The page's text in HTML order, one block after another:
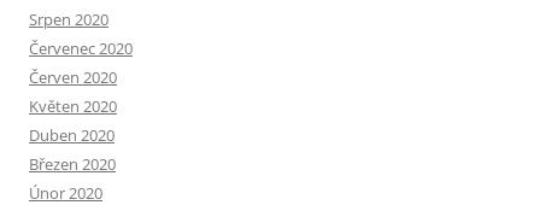
Srpen 2020
Červenec 2020
Červen 2020
Květen 2020
Duben 2020
Březen 2020
Únor 2020